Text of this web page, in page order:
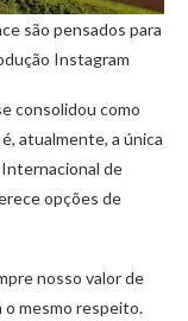
são pensados para
Instagram
consolidou como
atualmente, a única
Internacional de
opções de
nosso valor de
o mesmo respeito.